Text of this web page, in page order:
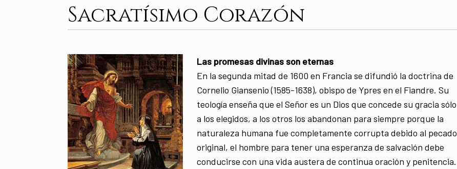
Sacratísimo Corazón
Las promesas divinas son eternas
En la segunda mitad de 1600 en Francia se difundió la doctrina de
Cornelio Giansenio (1585-1638), obispo de Ypres en el Fiandre. Su
teología enseña que el Señor es un Dios que concede su gracia sólo
a los elegidos, a los otros los abandonan para siempre porque la
naturaleza humana fue completamente corrupta debido al pecado
original, el hombre para tener una esperanza de salvación debe
conducirse con una vida austera de continua oración y penitencia.